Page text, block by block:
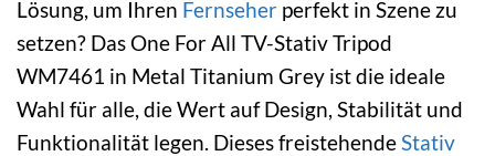
Lösung, um Ihren Fernseher perfekt in Szene zu
setzen? Das One For All TV-Stativ Tripod
WM7461 in Metal Titanium Grey ist die ideale
Wahl für alle, die Wert auf Design, Stabilität und
Funktionalität legen. Dieses freistehendeStativ